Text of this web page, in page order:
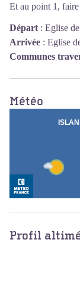
Et au point 1,
Départ : Eglise
Arrivée : Eglise
Communes
Météo
Profil